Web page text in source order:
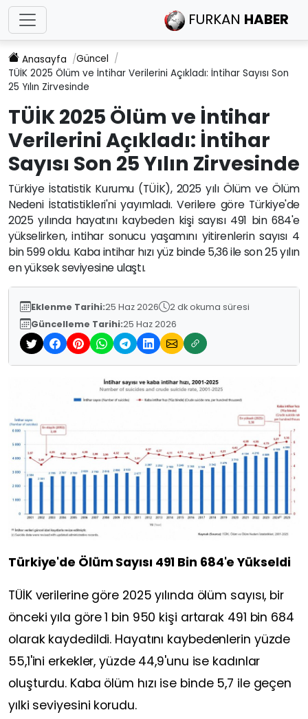
FURKAN HABER
Anasayfa
Güncel
TÜİK 2025 Ölüm ve İntihar Verilerini Açıkladı: İntihar Sayısı Son
25 Yılın Zirvesinde
TÜİK 2025 Ölüm ve İntihar
Verilerini Açıkladı: İntihar
Sayısı Son 25 Yılın Zirvesinde
Türkiye İstatistik Kurumu (TÜİK), 2025 yılı Ölüm ve Ölüm
Nedeni İstatistikleri'ni yayımladı. Verilere göre Türkiye'de
2025 yılında hayatını kaybeden kişi sayısı 491 bin 684'e
yükselirken, intihar sonucu yaşamını yitirenlerin sayısı 4
bin 599 oldu. Kaba intihar hızı yüz binde 5,36 ile son 25 yılın
en yüksek seviyesine ulaştı.
Eklenme Tarihi:25 Haz 2026
2 dk okuma süresi
Güncelleme Tarihi:25 Haz 2026
Türkiye'de Ölüm Sayısı 491 Bin 684'e Yükseldi
TÜİK verilerine göre 2025 yılında ölüm sayısı, bir
önceki yıla göre 1 bin 950 kişi artarak 491 bin 684
olarak kaydedildi. Hayatını kaybedenlerin yüzde
55,1'ini erkekler, yüzde 44,9'unu ise kadınlar
oluşturdu. Kaba ölüm hızı ise binde 5,7 ile geçen
yılki seviyesini korudu.